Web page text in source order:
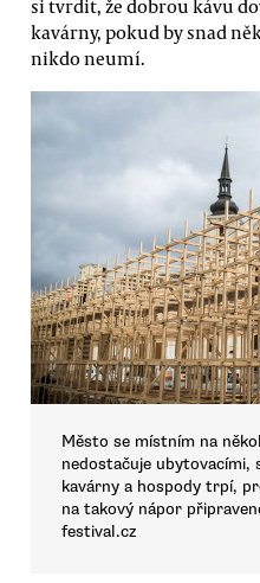
si tvrdit, že dobrou kávu
kavárny, pokud by snad
nikdo neumí.
Město se místním na
nedostačuje ubytovacími,
kavárny a hospody trpí,
na takový nápor
festival.cz